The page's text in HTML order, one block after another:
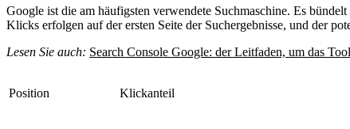
Google ist die am häufigsten verwendete Suchmaschine. Es
Klicks erfolgen auf der ersten Seite der Suchergebnisse, und der
Lesen Sie auch: Search Console Google: der Leitfaden, um das
Position Klickanteil